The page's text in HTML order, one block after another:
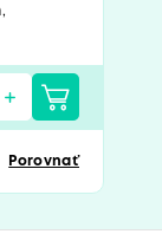
Porovnať